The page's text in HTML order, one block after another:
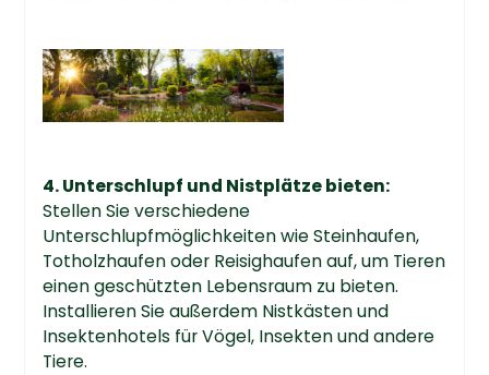
4. Unterschlupf und Nistplätze bieten:
Stellen Sie verschiedene
Unterschlupfmöglichkeiten wie Steinhaufen,
Totholzhaufen oder Reisighaufen auf, um Tieren
einen geschützten Lebensraum zu bieten.
Installieren Sie außerdem Nistkästen und
Insektenhotels für Vögel, Insekten und andere
Tiere.